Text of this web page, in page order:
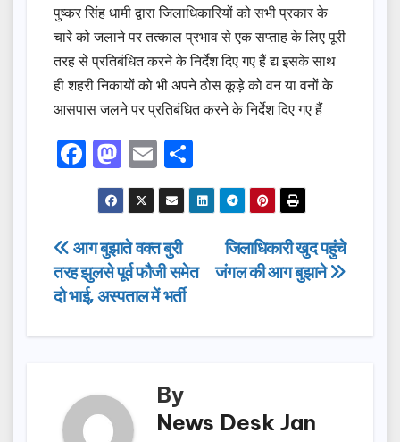
पुष्कर सिंह धामी द्वारा जिलाधिकारियों को सभी प्रकार के
चारे को जलाने पर तत्काल प्रभाव से एक सप्ताह के लिए पूरी
तरह से प्रतिबंधित करने के निर्देश दिए गए हैं द्य इसके साथ
ही शहरी निकायों को भी अपने ठोस कूड़े को वन या वनों के
आसपास जलने पर प्रतिबंधित करने के निर्देश दिए गए हैं
F
a
c
e
b
o
M
a
st
o
d
o
E
m
ail
h
ar
Post
navigation
जिलाधिकारी खुद पहुंचे
जंगल की आग बुझाने
आग बुझाते वक्त बुरी
तरह झुलसे पूर्व फौजी समेत
दो भाई, अस्पताल में भर्ती
By
News Desk Jan